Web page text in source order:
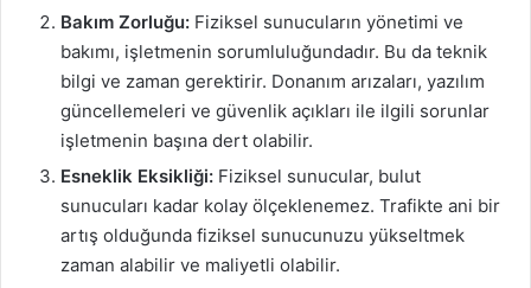
Bakım Zorluğu: Fiziksel sunucuların yönetimi ve
bakımı, işletmenin sorumluluğundadır. Bu da teknik
bilgi ve zaman gerektirir. Donanım arızaları, yazılım
güncellemeleri ve güvenlik açıkları ile ilgili sorunlar
işletmenin başına dert olabilir.
Esneklik Eksikliği: Fiziksel sunucular, bulut
sunucuları kadar kolay ölçeklenemez. Trafikte ani bir
artış olduğunda fiziksel sunucunuzu yükseltmek
zaman alabilir ve maliyetli olabilir.